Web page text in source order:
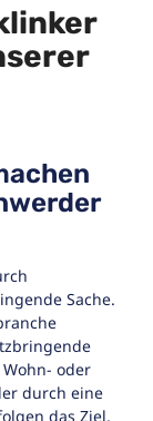
Sache.
oder
durch eine
das Ziel,